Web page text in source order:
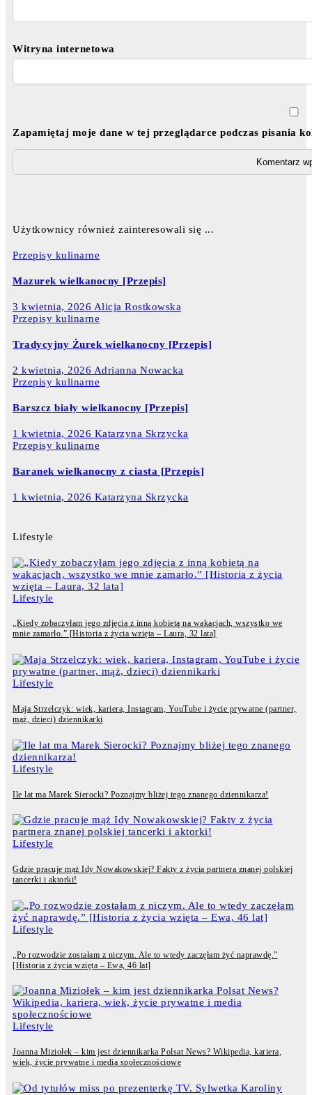
Witryna internetowa
Zapamiętaj moje dane w tej przeglądarce podczas pisania
Użytkownicy również zainteresowali się ...
Przepisy kulinarne
Mazurek wielkanocny [Przepis]
3 kwietnia, 2026 Alicja Rostkowska
Przepisy kulinarne
Tradycyjny Żurek wielkanocny [Przepis]
2 kwietnia, 2026 Adrianna Nowacka
Przepisy kulinarne
Barszcz biały wielkanocny [Przepis]
1 kwietnia, 2026 Katarzyna Skrzycka
Przepisy kulinarne
Baranek wielkanocny z ciasta [Przepis]
1 kwietnia, 2026 Katarzyna Skrzycka
Lifestyle
Lifestyle
„Kiedy zobaczyłam jego zdjęcia z inną kobietą na wakacjach, wszystko we
mnie zamarło.” [Historia z życia wzięta – Laura, 32 lata]
Lifestyle
Maja Strzelczyk: wiek, kariera, Instagram, YouTube i życie prywatne (partner,
mąż, dzieci) dziennikarki
Lifestyle
Ile lat ma Marek Sierocki? Poznajmy bliżej tego znanego dziennikarza!
Lifestyle
Gdzie pracuje mąż Idy Nowakowskiej? Fakty z życia partnera znanej polskiej
tancerki i aktorki!
Lifestyle
„Po rozwodzie zostałam z niczym. Ale to wtedy zaczęłam żyć naprawdę.”
[Historia z życia wzięta – Ewa, 46 lat]
Lifestyle
Joanna Miziołek – kim jest dziennikarka Polsat News? Wikipedia, kariera,
wiek, życie prywatne i media społecznościowe